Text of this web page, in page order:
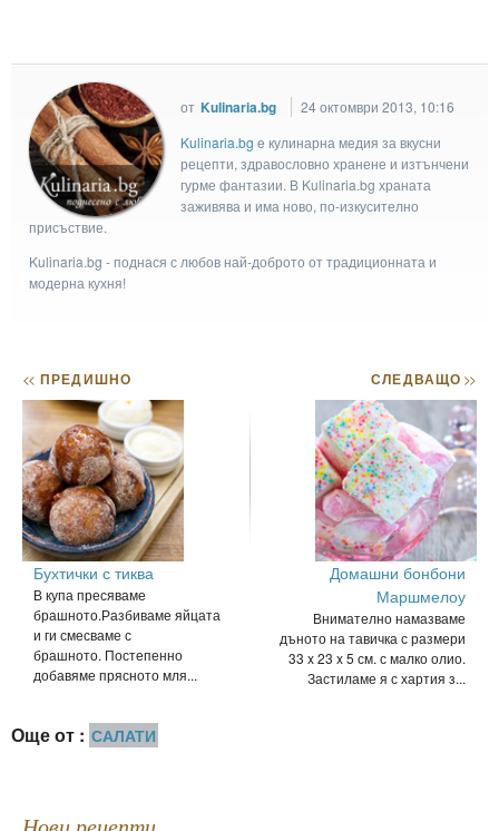
от Kulinaria.bg
24 октомври 2013, 10:16
Kulinaria.bg e кулинарна медия за вкусни
рецепти, здравословно хранене и изтънчени
гурме фантазии. В Kulinaria.bg храната
заживява и има ново, по-изкусително
присъствие.
Kulinaria.bg - поднася с любов най-доброто от традиционната и
модерна кухня!
<< ПРЕДИШНО
Бухтички с тиква
В купа пресяваме
брашното.Разбиваме яйцата
и ги смесваме с
брашното. Постепенно
добавяме прясното мля...
СЛЕДВАЩО>>
Домашни бонбони
Маршмелоу
Внимателно намазваме
дъното на тавичка с размери
33 x 23 x 5 см. с малко олио.
Застиламе я с хартия з...
Още от : САЛАТИ